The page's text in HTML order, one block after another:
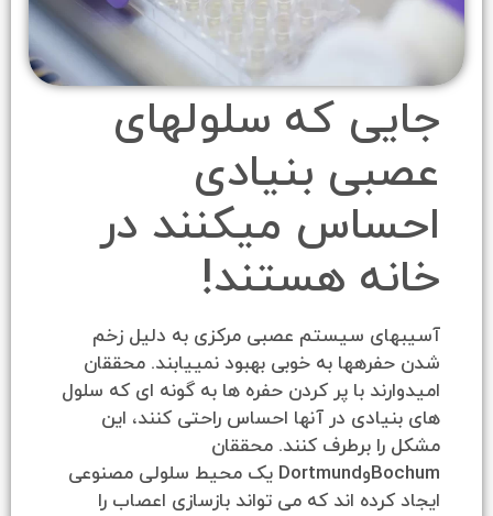
که سلولهای
بنیادی
میکنند در
هستند!
سیستم عصبی مرکزی به دلیل زخم
به خوبی بهبود نمییابند. محققان
با پر کردن حفره ها به گونه ای که سلول
در آنها احساس راحتی کنند، این
برطرف کنند. محققان
BochumوDortmund یک محیط سلولی مصنوعی
اند که می تواند بازسازی اعصاب را